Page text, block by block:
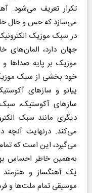
تکرار تعریف می‌شود.
می‌سازد که حس و حال
در سبک موزیک
جهان دارد، المان‌های
موزیک بر پایه صداها
خود بخشی از سبک
پیانو و سازهای
سازهای آکوستیک،
دیگری مانند سبک
می‌کند. درنهایت آنچه
می‌گیرد، این است که
به‌همین خاطر احساس
یک آهنگساز و
موسیقی تمام ملت‌ها و